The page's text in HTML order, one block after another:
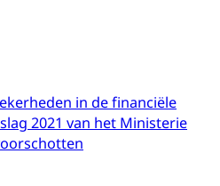
in de financiële
2021 van het Ministerie